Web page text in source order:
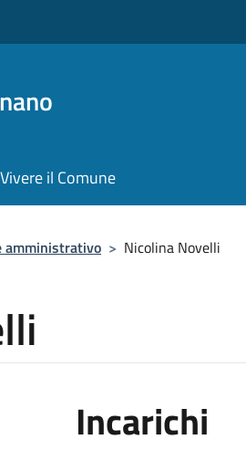
Vivere il Comune
amministrativo > Nicolina Novelli
Incarichi